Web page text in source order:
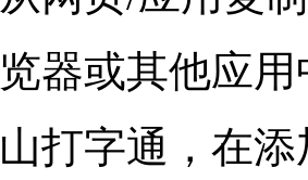
器或其他应
打字通，在